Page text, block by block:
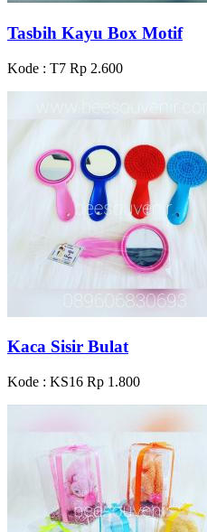
Tasbih Kayu Box Motif
Kode : T7 Rp 2.600
Kaca Sisir Bulat
Kode : KS16 Rp 1.800